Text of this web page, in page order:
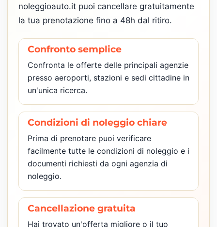
noleggioauto.it puoi cancellare gratuitamente
la tua prenotazione fino a 48h dal ritiro.
Confronto semplice
Confronta le offerte delle principali agenzie
presso aeroporti, stazioni e sedi cittadine in
un'unica ricerca.
Condizioni di noleggio chiare
Prima di prenotare puoi verificare
facilmente tutte le condizioni di noleggio e i
documenti richiesti da ogni agenzia di
noleggio.
Cancellazione gratuita
Hai trovato un'offerta migliore o il tuo